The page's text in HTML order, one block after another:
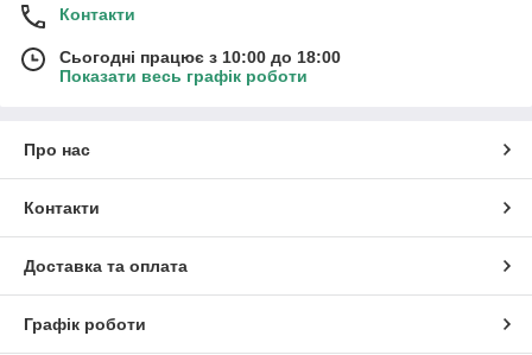
Контакти
Сьогодні працює з 10:00 до 18:00
Показати весь графік роботи
Про нас
Контакти
Доставка та оплата
Графік роботи